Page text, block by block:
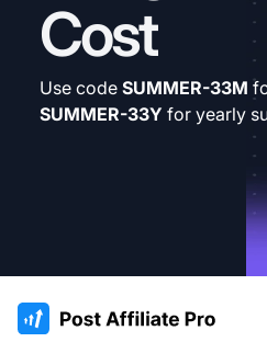
Cost
Use code SUMMER-33M
SUMMER-33Y for yearly
:site.title